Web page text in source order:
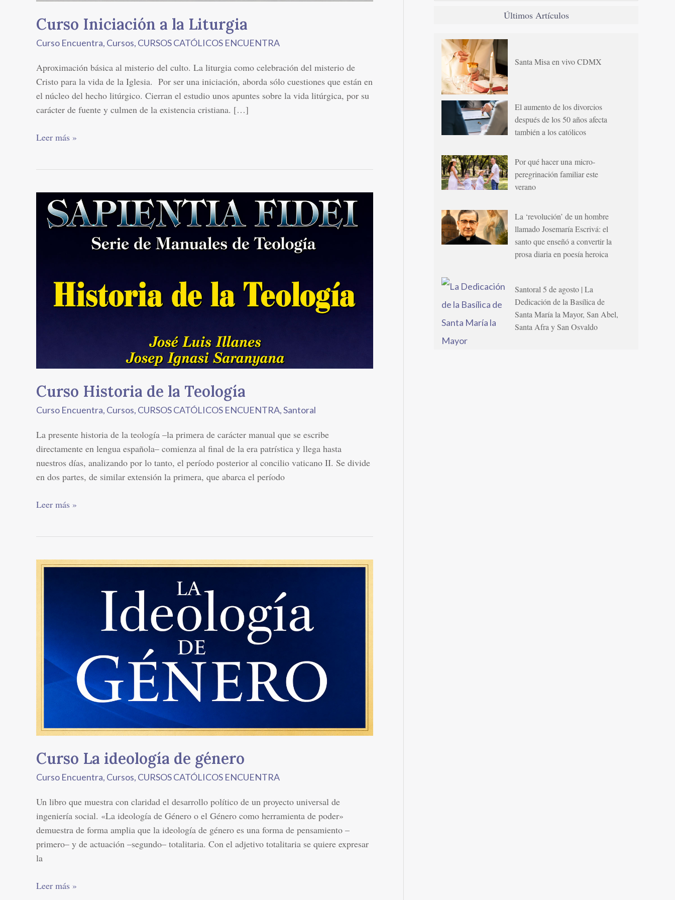
Curso Iniciación a la Liturgia
Curso Encuentra, Cursos, CURSOS CATÓLICOS ENCUENTRA
Aproximación básica al misterio del culto. La liturgia como celebración del misterio de
Cristo para la vida de la Iglesia. Por ser una iniciación, aborda sólo cuestiones que están en
el núcleo del hecho litúrgico. Cierran el estudio unos apuntes sobre la vida litúrgica, por su
carácter de fuente y culmen de la existencia cristiana. […]
Leer más »
Curso Historia de la Teología
Curso Encuentra, Cursos, CURSOS CATÓLICOS ENCUENTRA,Santoral
La presente historia de la teología –la primera de carácter manual que se escribe
directamente en lengua española– comienza al final de la era patrística y llega hasta
nuestros días, analizando por lo tanto, el período posterior al concilio vaticano II. Se divide
en dos partes, de similar extensión la primera, que abarca el período
Curso
Historia
Leer más »
Curso La ideología de género
Curso Encuentra, Cursos, CURSOS CATÓLICOS ENCUENTRA
Un libro que muestra con claridad el desarrollo político de un proyecto universal de
ingeniería social. «La ideología de Género o el Género como herramienta de poder»
demuestra de forma amplia que la ideología de género es una forma de pensamiento –
primero– y de actuación –segundo– totalitaria. Con el adjetivo totalitaria se quiere expresar
la
Curso
género
Leer más »
Últimos Artículos
Santa Misa en vivo CDMX
El aumento de los divorcios
después de los 50 años afecta
también a los católicos
Por qué hacer una micro-
peregrinación familiar este
verano
La ‘revolución’ de un hombre
llamado Josemaría Escrivá: el
santo que enseñó a convertir la
prosa diaria en poesía heroica
Santoral 5 de agosto | La
Dedicación de la Basílica de
Santa María la Mayor, San Abel,
Santa Afra y San Osvaldo